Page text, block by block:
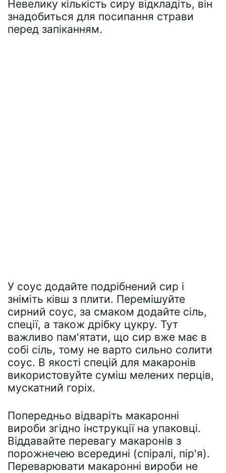
Невелику кількість сиру відкладіть, він
знадобиться для посипання страви
перед запіканням.
У соус додайте подрібнений сир і
зніміть ківш з плити. Перемішуйте
сирний соус, за смаком додайте сіль,
спеції, а також дрібку цукру. Тут
важливо пам'ятати, що сир вже має в
собі сіль, тому не варто сильно солити
соус. В якості спецій для макаронів
використовуйте суміш мелених перців,
мускатний горіх.
Попередньо відваріть макаронні
вироби згідно інструкції на упаковці.
Віддавайте перевагу макаронів з
порожнечею всередині (спіралі, пір'я).
Переварювати макаронні вироби не